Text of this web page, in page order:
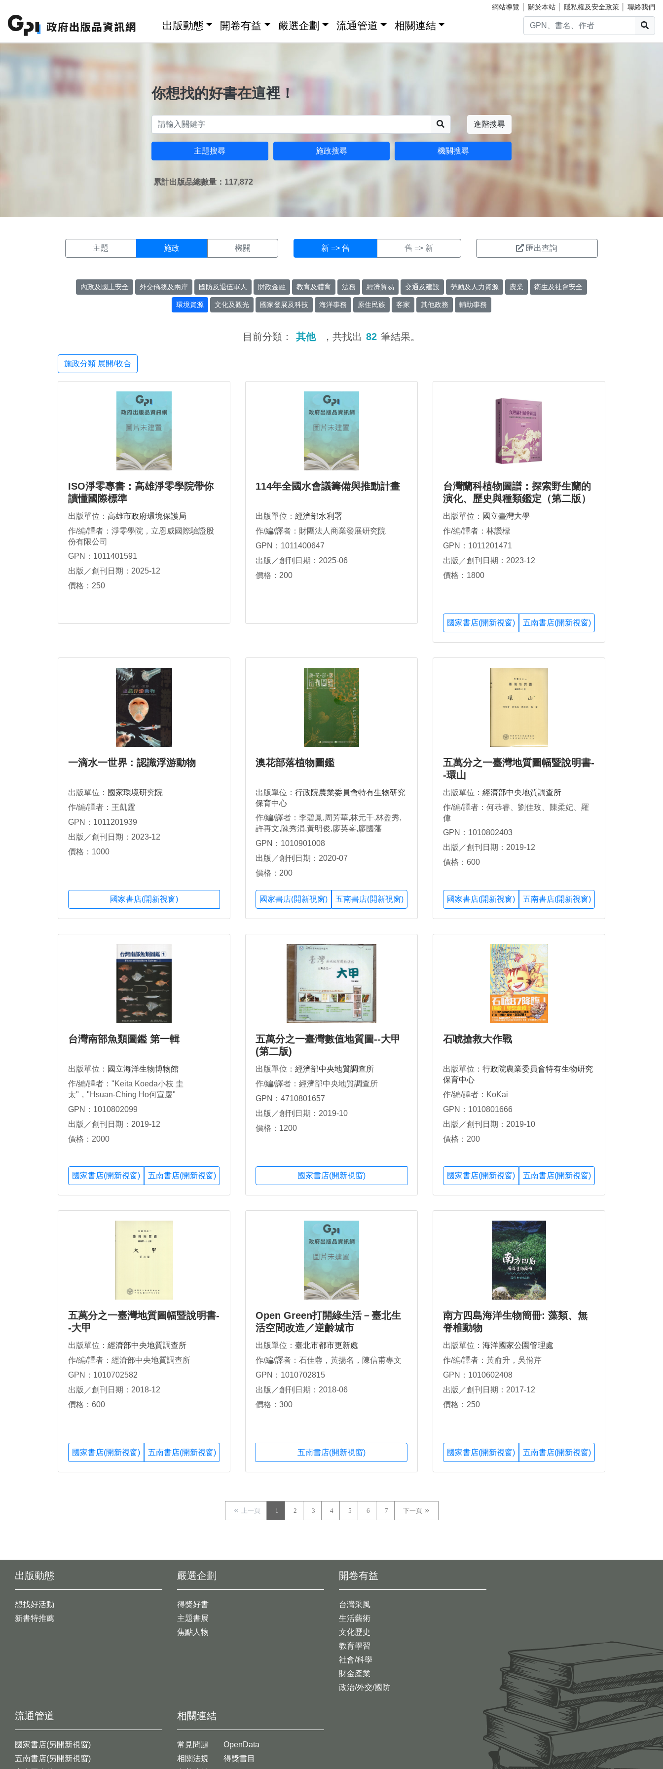
網站導覽 關於本站 隱私權及安全政策 聯絡我們
出版動態 開卷有益 嚴選企劃 流通管道 相關連結
你想找的好書在這裡！
進階搜尋
主題搜尋 施政搜尋 機關搜尋
累計出版品總數量：117,872
主題 施政 機關 新 => 舊 舊 => 新 匯出查詢
內政及國土安全 外交僑務及兩岸 國防及退伍軍人 財政金融 教育及體育 法務 經濟貿易 交通及建設 勞動及人力資源 農業 衛生及社會安全
環境資源 文化及觀光 國家發展及科技 海洋事務 原住民族 客家 其他政務 輔助事務
目前分類： 其他 ，共找出 82 筆結果。
施政分類 展開/收合
ISO淨零專書：高雄淨零學院帶你
讀懂國際標準
出版單位： 高雄市政府環境保護局
作/編/譯者：淨零學院，立恩威國際驗證股
份有限公司
GPN：1011401591
出版／創刊日期：2025-12
價格：250
114年全國水會議籌備與推動計畫
出版單位： 經濟部水利署
作/編/譯者：財團法人商業發展研究院
GPN：1011400647
出版／創刊日期：2025-06
價格：200
台灣蘭科植物圖譜：探索野生蘭的
演化、歷史與種類鑑定（第二版）
出版單位： 國立臺灣大學
作/編/譯者：林讚標
GPN：1011201471
出版／創刊日期：2023-12
價格：1800
國家書店(開新視窗) 五南書店(開新視窗)
一滴水一世界 : 認識浮游動物
出版單位： 國家環境研究院
作/編/譯者：王凱霆
GPN：1011201939
出版／創刊日期：2023-12
價格：1000
國家書店(開新視窗)
澳花部落植物圖鑑
出版單位： 行政院農業委員會特有生物研究
保育中心
作/編/譯者：李碧鳳,周芳華,林元千,林盈秀,
許再文,陳秀涓,黃明俊,廖英峯,廖國藩
GPN：1010901008
出版／創刊日期：2020-07
價格：200
國家書店(開新視窗) 五南書店(開新視窗)
五萬分之一臺灣地質圖幅暨說明書-
-環山
出版單位： 經濟部中央地質調查所
作/編/譯者：何恭睿、劉佳玫、陳柔妃、羅
偉
GPN：1010802403
出版／創刊日期：2019-12
價格：600
國家書店(開新視窗) 五南書店(開新視窗)
台灣南部魚類圖鑑 第一輯
出版單位： 國立海洋生物博物館
作/編/譯者："Keita Koeda小枝 圭
太"，"Hsuan-Ching Ho何宣慶"
GPN：1010802099
出版／創刊日期：2019-12
價格：2000
國家書店(開新視窗) 五南書店(開新視窗)
五萬分之一臺灣數值地質圖--大甲
(第二版)
出版單位： 經濟部中央地質調查所
作/編/譯者：經濟部中央地質調查所
GPN：4710801657
出版／創刊日期：2019-10
價格：1200
國家書店(開新視窗)
石唬搶救大作戰
出版單位： 行政院農業委員會特有生物研究
保育中心
作/編/譯者：KoKai
GPN：1010801666
出版／創刊日期：2019-10
價格：200
國家書店(開新視窗) 五南書店(開新視窗)
五萬分之一臺灣地質圖幅暨說明書-
-大甲
出版單位： 經濟部中央地質調查所
作/編/譯者：經濟部中央地質調查所
GPN：1010702582
出版／創刊日期：2018-12
價格：600
國家書店(開新視窗) 五南書店(開新視窗)
Open Green打開綠生活－臺北生
活空間改造／逆齡城市
出版單位： 臺北市都市更新處
作/編/譯者：石佳蓉，黃揚名，陳信甫專文
GPN：1010702815
出版／創刊日期：2018-06
價格：300
五南書店(開新視窗)
南方四島海洋生物簡冊: 藻類、無
脊椎動物
出版單位： 海洋國家公園管理處
作/編/譯者：黃俞升，吳佾芹
GPN：1010602408
出版／創刊日期：2017-12
價格：250
國家書店(開新視窗) 五南書店(開新視窗)
上一頁 1 2 3 4 5 6 7 下一頁
出版動態
想找好活動
新書特推薦
開卷有益
台灣采風
生活藝術
文化歷史
教育學習
社會/科學
財金產業
政治/外交/國防
嚴選企劃
得獎好書
主題書展
焦點人物
流通管道
國家書店(另開新視窗)
五南書店(另開新視窗)
相關連結
常見問題
相關法規
OpenData
得獎書目